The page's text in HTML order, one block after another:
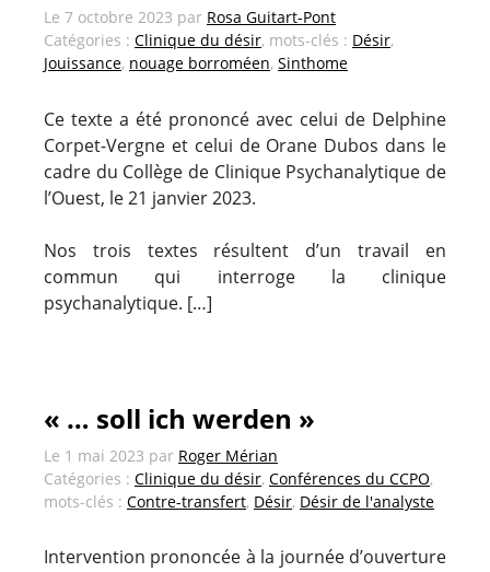
Le 7 octobre 2023 par Rosa Guitart-Pont
Catégories : Clinique du désir, mots-clés : Désir,
Jouissance, nouage borroméen, Sinthome
Ce texte a été prononcé avec celui de Delphine
Corpet-Vergne et celui de Orane Dubos dans le
cadre du Collège de Clinique Psychanalytique de
l’Ouest, le 21 janvier 2023.
Nos trois textes résultent d’un travail en
commun qui interroge la clinique
psychanalytique. […]
« … soll ich werden »
Le 1 mai 2023 par Roger Mérian
Catégories : Clinique du désir, Conférences du CCPO,
mots-clés : Contre-transfert, Désir, Désir de l'analyste
Intervention prononcée à la journée d’ouverture